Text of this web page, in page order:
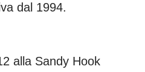
dal 1994.
alla Sandy Hook